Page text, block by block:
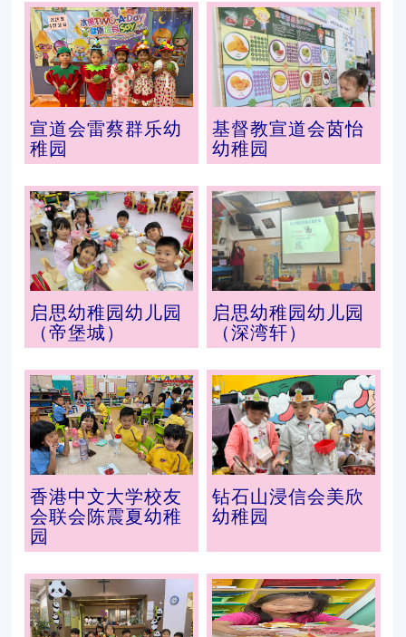
宣道会雷蔡群乐幼
稚园
基督教宣道会茵怡
幼稚园
启思幼稚园幼儿园
（帝堡城）
启思幼稚园幼儿园
（深湾轩）
香港中文大学校友
会联会陈震夏幼稚
园
钻石山浸信会美欣
幼稚园